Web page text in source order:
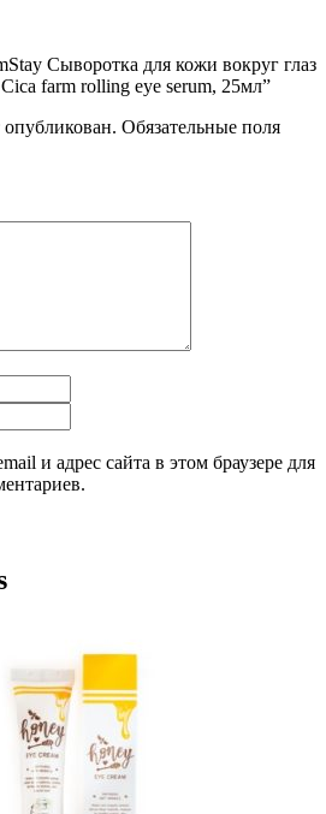
Сыворотка для кожи вокруг глаз
farm rolling eye serum, 25мл”
Обязательные поля
и адрес сайта в этом браузере для